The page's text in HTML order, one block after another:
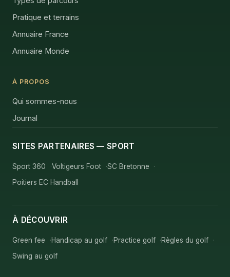
Pratique et terrains
Annuaire France
Annuaire Monde
À PROPOS
Qui sommes-nous
Journal
SITES PARTENAIRES — SPORT
Sport 360 Voltigeurs Foot
SC Bretonne
Poitiers EC Handball
À DÉCOUVRIR
Green fee Handicap au golf Practice golf
Règles du golf
Swing au golf